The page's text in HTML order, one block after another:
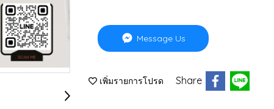
Message Us
เพิ่มรายการโปรด Share